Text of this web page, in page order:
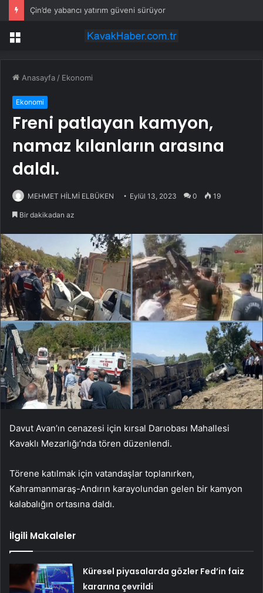
Çin’de yabancı yatırım güveni sürüyor
Menü
Anasayfa / Ekonomi
Ekonomi
Freni patlayan kamyon,
namaz kılanların arasına
daldı.
MEHMET HİLMİ ELBÜKEN Eylül 13, 2023 0 19
Bir dakikadan az
Davut Avan’ın cenazesi için kırsal Darıobası Mahallesi
Kavaklı Mezarlığı’nda tören düzenlendi.
Törene katılmak için vatandaşlar toplanırken,
Kahramanmaraş-Andırın karayolundan gelen bir kamyon
kalabalığın ortasına daldı.
İlgili Makaleler
Küresel piyasalarda gözler Fed’in faiz
kararına çevrildi